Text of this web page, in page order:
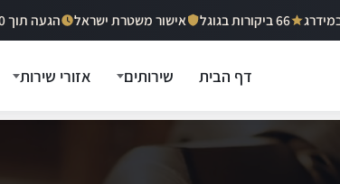
66 ביקורות בגוגל אישור משטרת ישראל הגעה תוך 20 עד 40 דקות
דף הבית שירותים אזורי שירות